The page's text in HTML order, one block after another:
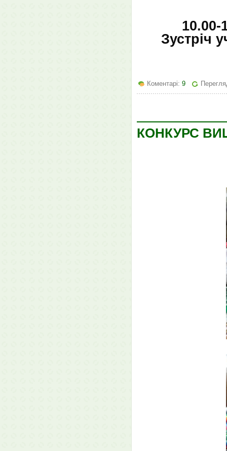
10.00-
Зустріч
Коментарі: 9
КОНКУРС